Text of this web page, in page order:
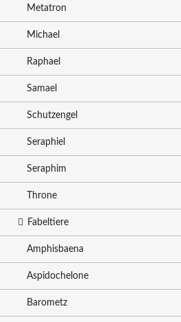
Metatron
Michael
Raphael
Samael
Schutzengel
Seraphiel
Seraphim
Throne
Fabeltiere
Amphisbaena
Aspidochelone
Barometz